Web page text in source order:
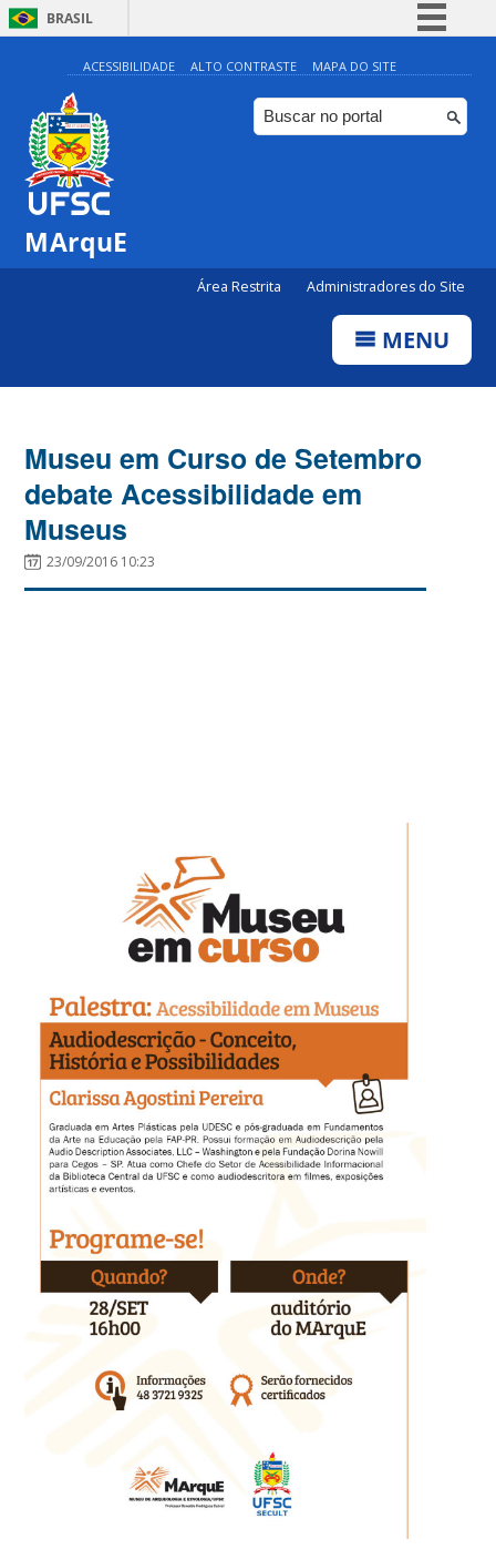
BRASIL
Simplifique!
Comunica BR
Participe
ACESSIBILIDADE ALTO CONTRASTE MAPA DO SITE
MArquE
Área Restrita Administradores do Site
MENU
Museu em Curso de Setembro
debate Acessibilidade em
Museus
23/09/2016 10:23